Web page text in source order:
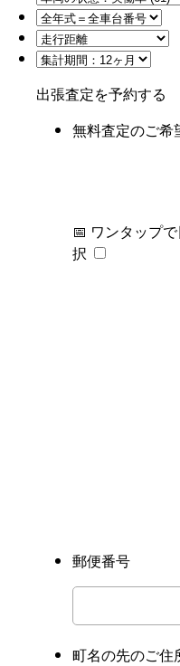
出張査定を予約する
無料査定のご希
📅 ワンタップ
択
郵便番号
町名の先のご住